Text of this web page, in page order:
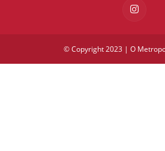
© Copyright 2023 | O